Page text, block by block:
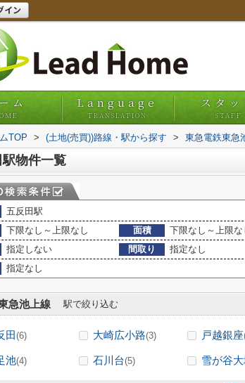
イン
ム Language
TRANSLATION
スタッ
STAFF
TOP > (土地(売買))路線・駅から探す > 東急電鉄東急
物件一覧
五反田駅
下限なし～上限なし 面積
下限なし～上限な
指定しない 間取り
指定なし
指定なし
急池上線 駅で絞り込む
田(6) 大崎広小路(3) 戸越銀座
池(4) 石川台(5) 雪が谷